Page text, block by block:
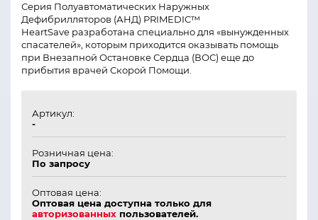
Серия Полуавтоматических Наружных
Дефибрилляторов (АНД) PRIMEDIC™
HeartSave разработана специально для «вынужденных
спасателей», которым приходится оказывать помощь
при Внезапной Остановке Сердца (ВОС) еще до
прибытия врачей Скорой Помощи.
Артикул:
-
Розничная цена:
По запросу
Оптовая цена:
Оптовая цена доступна только для
авторизованных пользователей.